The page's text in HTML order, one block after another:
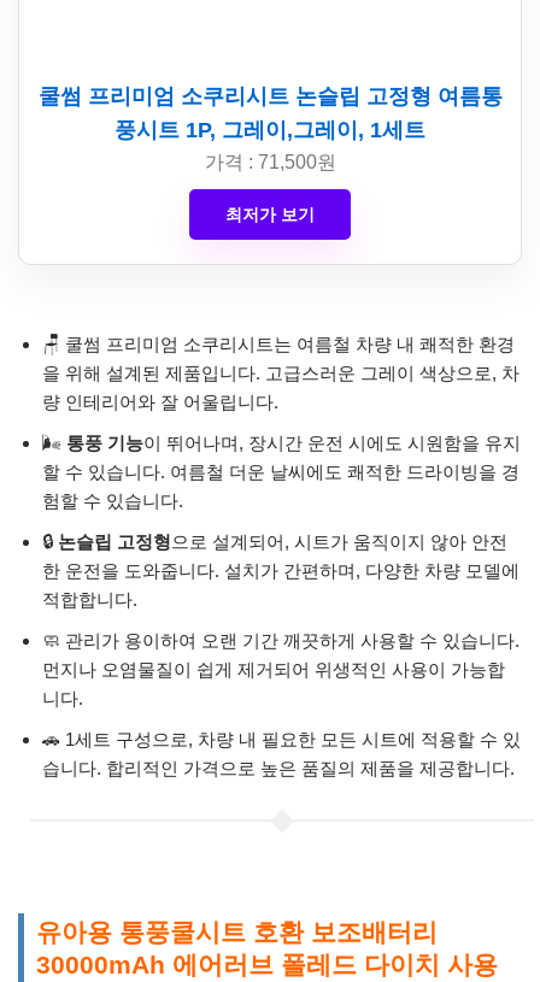
쿨썸 프리미엄 소쿠리시트 논슬립 고정형 여름통
풍시트 1P, 그레이,그레이, 1세트
가격 : 71,500원
최저가 보기
🪑 쿨썸 프리미엄 소쿠리시트는 여름철 차량 내 쾌적한 환경
을 위해 설계된 제품입니다. 고급스러운 그레이 색상으로, 차
량 인테리어와 잘 어울립니다.
🌬️ 통풍 기능이 뛰어나며, 장시간 운전 시에도 시원함을 유지
할 수 있습니다. 여름철 더운 날씨에도 쾌적한 드라이빙을 경
험할 수 있습니다.
🔒 논슬립 고정형으로 설계되어, 시트가 움직이지 않아 안전
한 운전을 도와줍니다. 설치가 간편하며, 다양한 차량 모델에
적합합니다.
🧼 관리가 용이하여 오랜 기간 깨끗하게 사용할 수 있습니다.
먼지나 오염물질이 쉽게 제거되어 위생적인 사용이 가능합
니다.
🚗 1세트 구성으로, 차량 내 필요한 모든 시트에 적용할 수 있
습니다. 합리적인 가격으로 높은 품질의 제품을 제공합니다.
유아용 통풍쿨시트 호환 보조배터리
30000mAh 에어러브 폴레드 다이치 사용